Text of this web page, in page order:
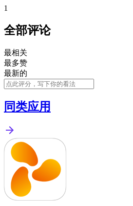
1
全部评论
最相关
最多赞
最新的
同类应用